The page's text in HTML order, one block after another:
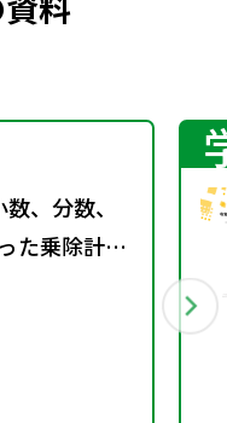
、分数、
た乗除計算